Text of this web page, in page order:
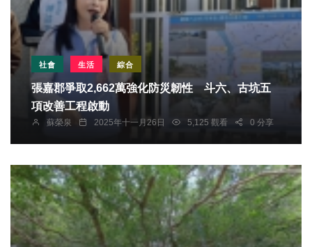
社會 生活 綜合
張嘉郡爭取2,662萬強化防災韌性 斗六、古坑五
項改善工程啟動
蘇榮泉 2025年十一月26日 5,125 觀看 0 分享